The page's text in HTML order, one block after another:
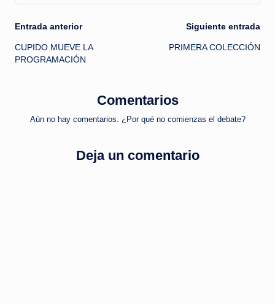
Navegación
de
Entrada anterior
CUPIDO MUEVE LA
PROGRAMACIÓN
Siguiente entrada
PRIMERA COLECCIÓN
Comentarios
Aún no hay comentarios. ¿Por qué no comienzas el debate?
Deja un comentario